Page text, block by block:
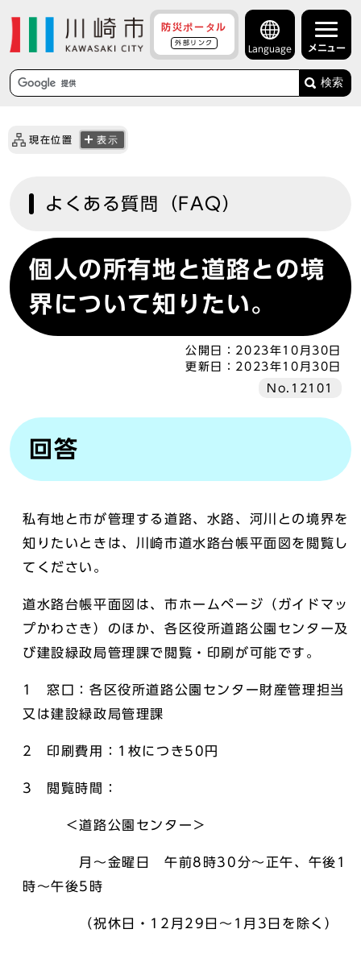
防災ポータル
外部リンク
Language メニュー
検索
現在位置 表示
よくある質問（FAQ）
個人の所有地と道路との境
界について知りたい。
公開日： 2023年10月30日
更新日： 2023年10月30日
No.12101
回答
私有地と市が管理する道路、水路、河川との境界を
知りたいときは、川崎市道水路台帳平面図を閲覧し
てください。
道水路台帳平面図は、市ホームページ（ガイドマッ
プかわさき）のほか、各区役所道路公園センター及
び建設緑政局管理課で閲覧・印刷が可能です。
1 窓口：各区役所道路公園センター財産管理担当
又は建設緑政局管理課
2 印刷費用：1枚につき50円
3 閲覧時間：
＜道路公園センター＞
月～金曜日 午前8時30分～正午、午後1
時～午後5時
（祝休日・12月29日～1月3日を除く）